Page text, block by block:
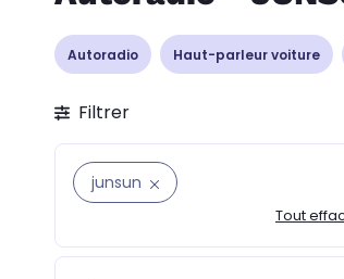
Autoradio Haut-parleur voiture
Filtrer
junsun
Tout